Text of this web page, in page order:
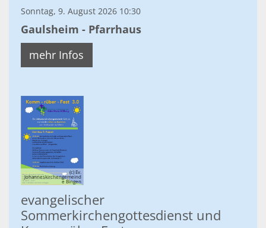
Sonntag, 9. August 2026 10:30
Gaulsheim - Pfarrhaus
mehr Infos
(c) Ev.
Johanneskirchengemeind
e Bingen
evangelischer
Sommerkirchengottesdienst und